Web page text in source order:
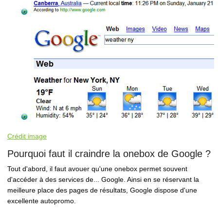
Crédit image
Pourquoi faut il craindre la onebox de Google ?
Tout d'abord, il faut avouer qu'une onebox permet souvent
d'accéder à des services de... Google. Ainsi en se réservant la
meilleure place des pages de résultats, Google dispose d'une
excellente autopromo.